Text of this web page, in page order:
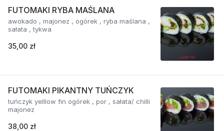
FUTOMAKI RYBA MAŚLANA
awokado , majonez , ogórek , ryba maślana ,
sałata , tykwa
35,00 zł
FUTOMAKI PIKANTNY TUŃCZYK
tuńczyk yelllow fin ogórek , por , sałata/ chilli
majonez
38,00 zł